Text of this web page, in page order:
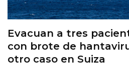
Evacuan a tres
con brote de
otro caso en Suiza